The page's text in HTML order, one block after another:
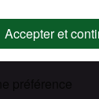
Accepter et